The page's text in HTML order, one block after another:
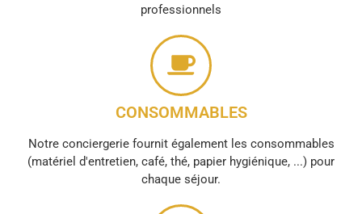
professionnels
CONSOMMABLES
Notre conciergerie fournit également les consommables
(matériel d'entretien, café, thé, papier hygiénique, ...) pour
chaque séjour.